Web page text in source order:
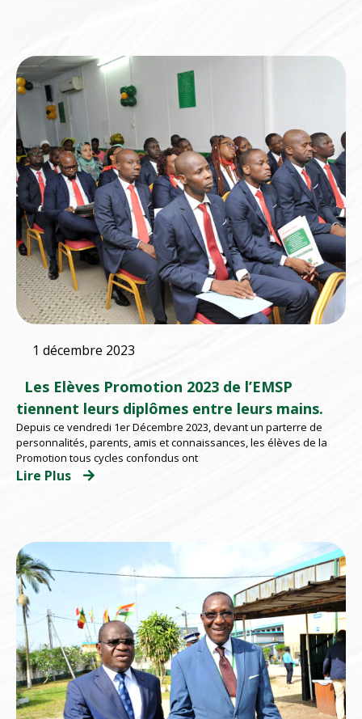
1 décembre 2023
Les Elèves Promotion 2023 de l’EMSP
tiennent leurs diplômes entre leurs mains.
Depuis ce vendredi 1er Décembre 2023, devant un parterre de
personnalités, parents, amis et connaissances, les élèves de la
Promotion tous cycles confondus ont
Lire Plus